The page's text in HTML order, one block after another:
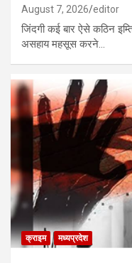
August 7, 2026 editor
जिंदगी कई बार ऐसे कठिन
असहाय महसूस करने…
क्राइम मध्यप्रदेश